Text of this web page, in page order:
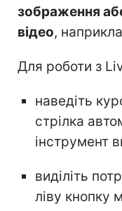
зображення
відео,
Для роботи з
наведіть
стрілка
інструмент
виділіть
ліву кнопку